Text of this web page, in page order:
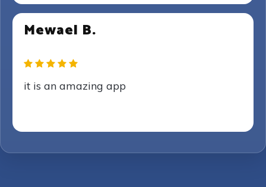
Mewael B.
it is an amazing app